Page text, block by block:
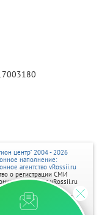
центр" 2004 - 2026
наполнение:
агентство vRossii.ru
о регистрации СМИ
агентства vRossii.ru
04 марта
редактора Нарыков А. Н.